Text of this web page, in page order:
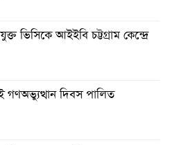
দিবস পালন
‘জুলাই গণঅভ্যুত্থান দিবস’ পালিত
ভিসিকে আইইবি চট্টগ্রাম কেন্দ্রে
গণঅভ্যুত্থান দিবস পালিত